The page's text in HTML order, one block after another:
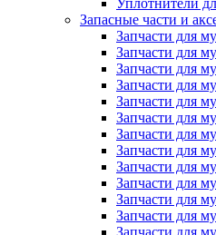
Уплотнители
Запасные части и
Запчасти для
Запчасти для
Запчасти для
Запчасти для
Запчасти для
Запчасти для
Запчасти для
Запчасти для
Запчасти для
Запчасти для
Запчасти для
Запчасти для
Запчасти для